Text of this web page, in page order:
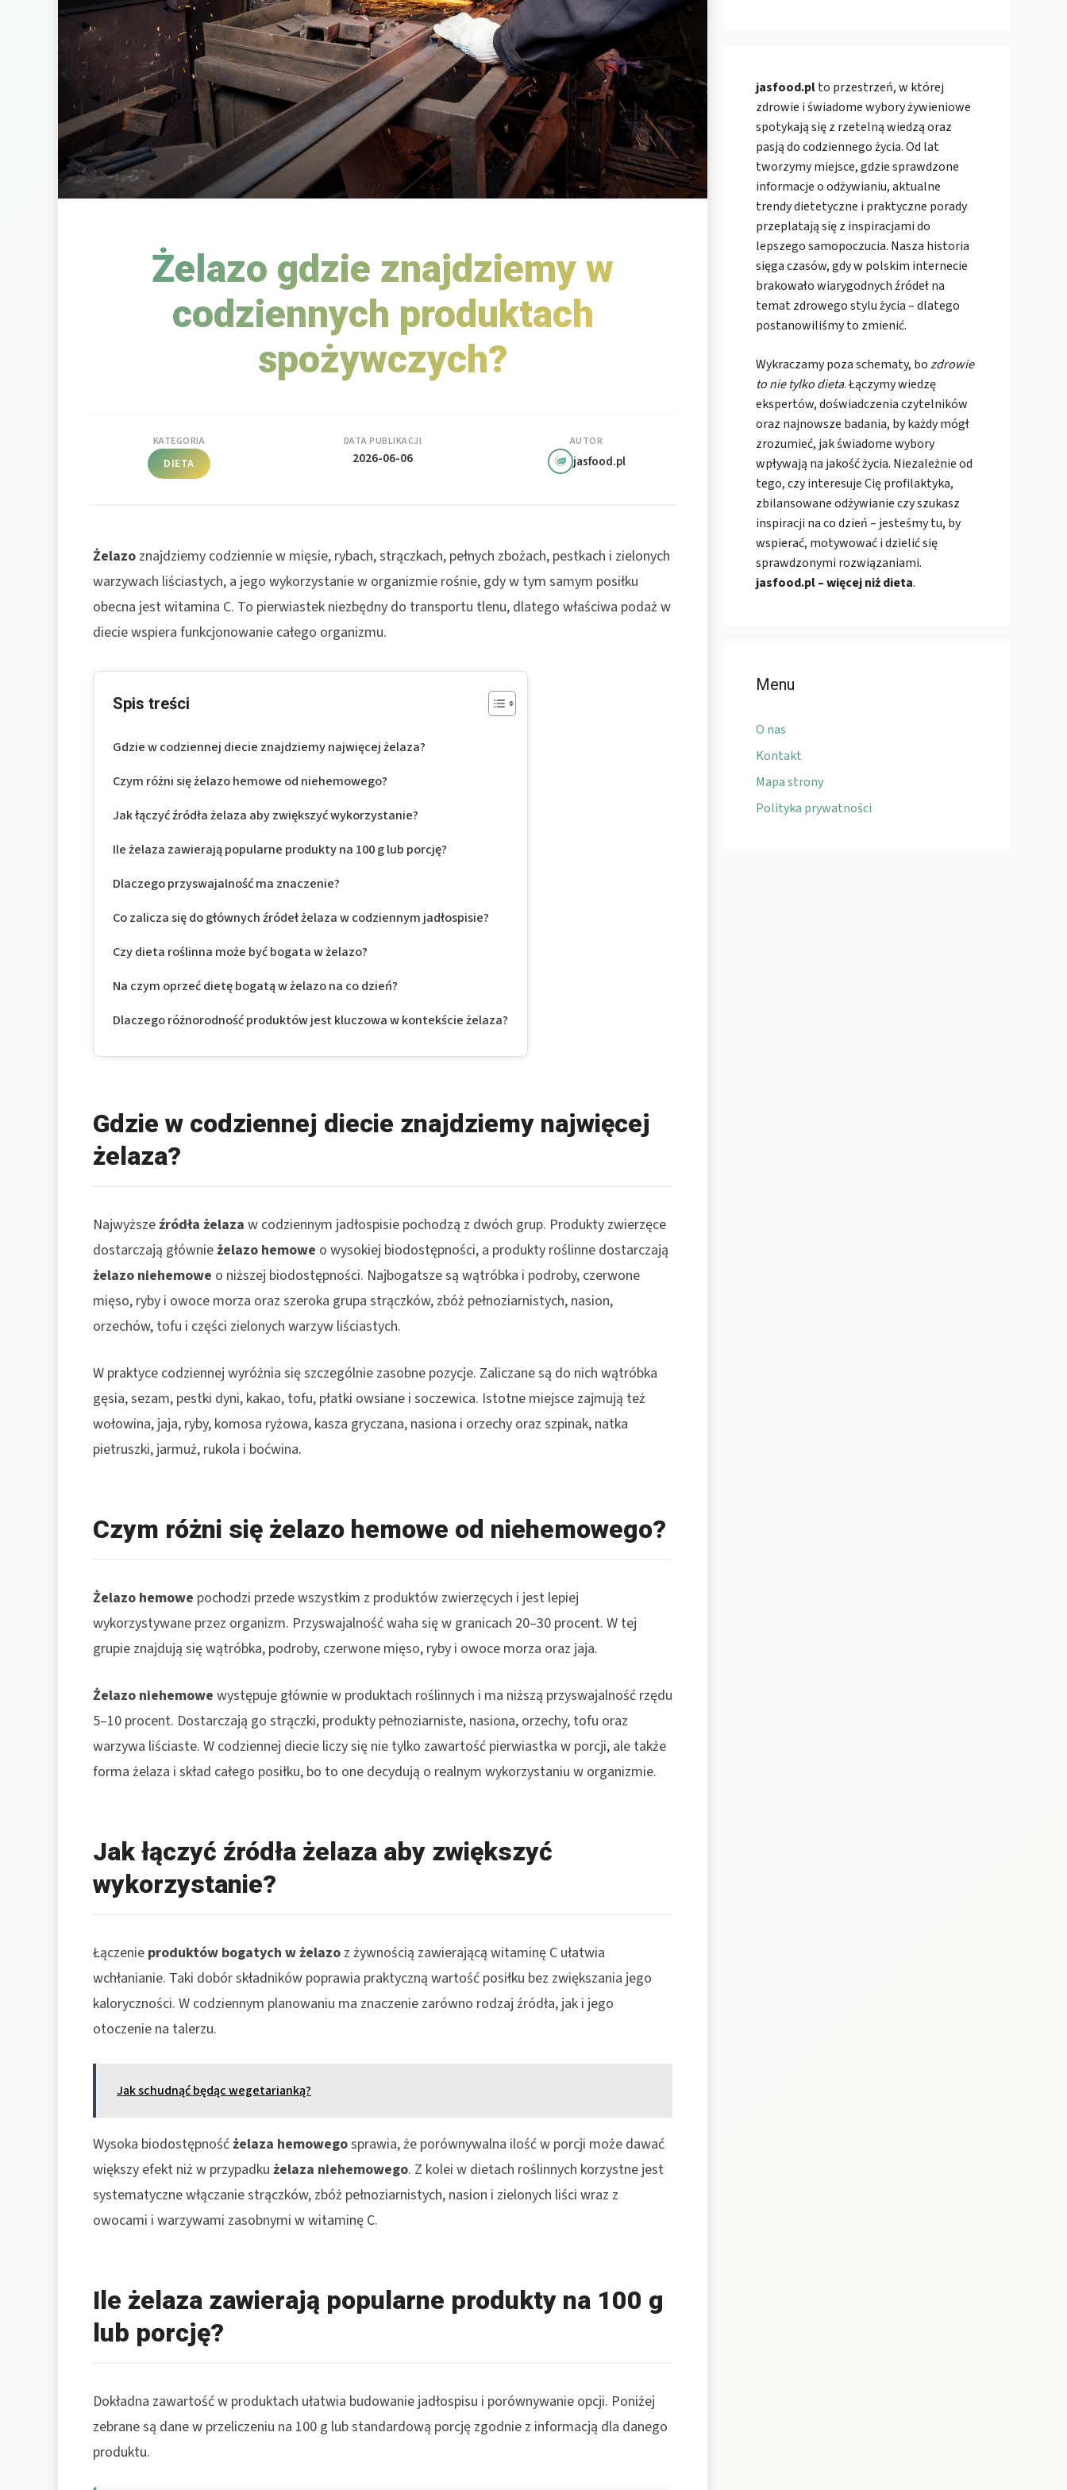
Żelazo gdzie znajdziemy w
codziennych produktach
spożywczych?
KATEGORIA
DIETA
DATA PUBLIKACJI
2026-06-06
AUTOR
jasfood.pl
Żelazo znajdziemy codziennie w mięsie, rybach, strączkach, pełnych zbożach, pestkach i zielonych
warzywach liściastych, a jego wykorzystanie w organizmie rośnie, gdy w tym samym posiłku
obecna jest witamina C. To pierwiastek niezbędny do transportu tlenu, dlatego właściwa podaż w
diecie wspiera funkcjonowanie całego organizmu.
Spis treści
Gdzie w codziennej diecie znajdziemy najwięcej żelaza?
Czym różni się żelazo hemowe od niehemowego?
Jak łączyć źródła żelaza aby zwiększyć wykorzystanie?
Ile żelaza zawierają popularne produkty na 100 g lub porcję?
Dlaczego przyswajalność ma znaczenie?
Co zalicza się do głównych źródeł żelaza w codziennym jadłospisie?
Czy dieta roślinna może być bogata w żelazo?
Na czym oprzeć dietę bogatą w żelazo na co dzień?
Dlaczego różnorodność produktów jest kluczowa w kontekście żelaza?
Gdzie w codziennej diecie znajdziemy najwięcej
żelaza?
Najwyższeźródła żelaza w codziennym jadłospisie pochodzą z dwóch grup. Produkty zwierzęce
dostarczają głównieżelazo hemowe o wysokiej biodostępności, a produkty roślinne dostarczają
żelazo niehemowe o niższej biodostępności. Najbogatsze są wątróbka i podroby, czerwone
mięso, ryby i owoce morza oraz szeroka grupa strączków, zbóż pełnoziarnistych, nasion,
orzechów, tofu i części zielonych warzyw liściastych.
W praktyce codziennej wyróżnia się szczególnie zasobne pozycje. Zaliczane są do nich wątróbka
gęsia, sezam, pestki dyni, kakao, tofu, płatki owsiane i soczewica. Istotne miejsce zajmują też
wołowina, jaja, ryby, komosa ryżowa, kasza gryczana, nasiona i orzechy oraz szpinak, natka
pietruszki, jarmuż, rukola i boćwina.
Czym różni się żelazo hemowe od niehemowego?
Żelazo hemowe pochodzi przede wszystkim z produktów zwierzęcych i jest lepiej
wykorzystywane przez organizm. Przyswajalność waha się w granicach 20–30 procent. W tej
grupie znajdują się wątróbka, podroby, czerwone mięso, ryby i owoce morza oraz jaja.
Żelazo niehemowe występuje głównie w produktach roślinnych i ma niższą przyswajalność rzędu
5–10 procent. Dostarczają go strączki, produkty pełnoziarniste, nasiona, orzechy, tofu oraz
warzywa liściaste. W codziennej diecie liczy się nie tylko zawartość pierwiastka w porcji, ale także
forma żelaza i skład całego posiłku, bo to one decydują o realnym wykorzystaniu w organizmie.
Jak łączyć źródła żelaza aby zwiększyć
wykorzystanie?
Łączenie produktów bogatych w żelazo z żywnością zawierającą witaminę C ułatwia
wchłanianie. Taki dobór składników poprawia praktyczną wartość posiłku bez zwiększania jego
kaloryczności. W codziennym planowaniu ma znaczenie zarówno rodzaj źródła, jak i jego
otoczenie na talerzu.
Jak schudnąć będąc wegetarianką?
Wysoka biodostępnośćżelaza hemowegosprawia, że porównywalna ilość w porcji może dawać
większy efekt niż w przypadku żelaza niehemowego. Z kolei w dietach roślinnych korzystne jest
systematyczne włączanie strączków, zbóż pełnoziarnistych, nasion i zielonych liści wraz z
owocami i warzywami zasobnymi w witaminę C.
Ile żelaza zawierają popularne produkty na 100 g
lub porcję?
Dokładna zawartość w produktach ułatwia budowanie jadłospisu i porównywanie opcji. Poniżej
zebrane są dane w przeliczeniu na 100 g lub standardową porcję zgodnie z informacją dla danego
produktu.
jasfood.plto przestrzeń, w której
zdrowie i świadome wybory żywieniowe
spotykają się z rzetelną wiedzą oraz
pasją do codziennego życia. Od lat
tworzymy miejsce, gdzie sprawdzone
informacje o odżywianiu, aktualne
trendy dietetyczne i praktyczne porady
przeplatają się z inspiracjami do
lepszego samopoczucia. Nasza historia
sięga czasów, gdy w polskim internecie
brakowało wiarygodnych źródeł na
temat zdrowego stylu życia – dlatego
postanowiliśmy to zmienić.
Wykraczamy poza schematy, bozdrowie
to nie tylko dieta. Łączymy wiedzę
ekspertów, doświadczenia czytelników
oraz najnowsze badania, by każdy mógł
zrozumieć, jak świadome wybory
wpływają na jakość życia. Niezależnie od
tego, czy interesuje Cię profilaktyka,
zbilansowane odżywianie czy szukasz
inspiracji na co dzień – jesteśmy tu, by
wspierać, motywować i dzielić się
sprawdzonymi rozwiązaniami.
jasfood.pl – więcej niż dieta.
Menu
O nas
Kontakt
Mapa strony
Polityka prywatności